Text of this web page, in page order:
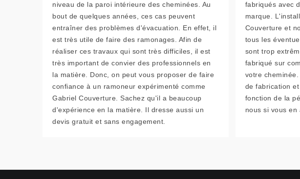
niveau de la paroi intérieure des cheminées. Au
bout de quelques années, ces cas peuvent
entraîner des problèmes d'évacuation. En effet, il
est très utile de faire des ramonages. Afin de
réaliser ces travaux qui sont très difficiles, il est
très important de convier des professionnels en
la matière. Donc, on peut vous proposer de faire
confiance à un ramoneur expérimenté comme
Gabriel Couverture. Sachez qu'il a beaucoup
d'expérience en la matière. Il dresse aussi un
devis gratuit et sans engagement.
fabriqués avec
marque.
Couverture et
tous les
sont trop
fabriqué sur
votre
de fabrication
fonction de la
nous si vous en